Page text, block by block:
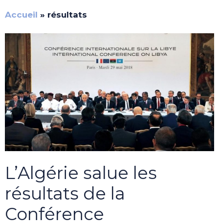
Accueil » résultats
L’Algérie salue les
résultats de la
Conférence